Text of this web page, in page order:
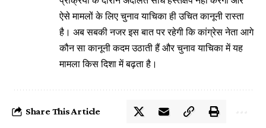
ऐसे मामलों के लिए चुनाव याचिका ही उचित कानूनी रास्ता
है। अब सबकी नजर इस बात पर रहेगी कि कांग्रेस नेता आगे
कौन सा कानूनी कदम उठाती हैं और चुनाव याचिका में यह
मामला किस दिशा में बढ़ता है।
Share This Article